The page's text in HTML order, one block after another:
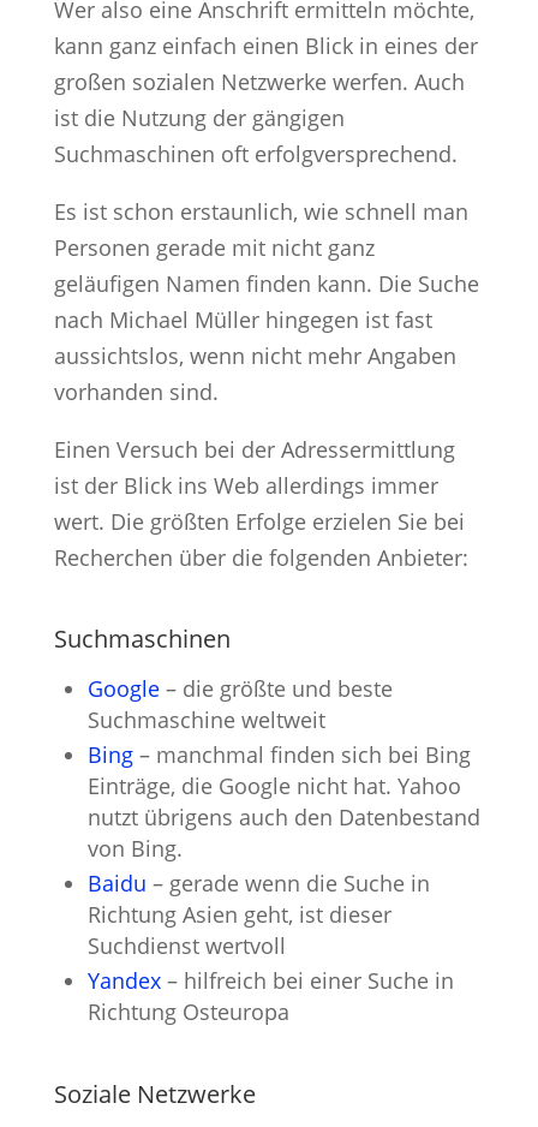
Wer also eine Anschrift ermitteln möchte,
kann ganz einfach einen Blick in eines der
großen sozialen Netzwerke werfen. Auch
ist die Nutzung der gängigen
Suchmaschinen oft erfolgversprechend.
Es ist schon erstaunlich, wie schnell man
Personen gerade mit nicht ganz
geläufigen Namen finden kann. Die Suche
nach Michael Müller hingegen ist fast
aussichtslos, wenn nicht mehr Angaben
vorhanden sind.
Einen Versuch bei der Adressermittlung
ist der Blick ins Web allerdings immer
wert. Die größten Erfolge erzielen Sie bei
Recherchen über die folgenden Anbieter:
Suchmaschinen
Google– die größte und beste
Suchmaschine weltweit
Bing – manchmal finden sich bei Bing
Einträge, die Google nicht hat. Yahoo
nutzt übrigens auch den Datenbestand
von Bing.
Baidu – gerade wenn die Suche in
Richtung Asien geht, ist dieser
Suchdienst wertvoll
Yandex– hilfreich bei einer Suche in
Richtung Osteuropa
Soziale Netzwerke